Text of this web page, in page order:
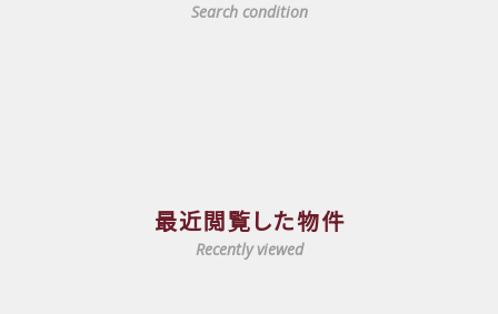
Search condition
最近閲覧した物件
Recently viewed